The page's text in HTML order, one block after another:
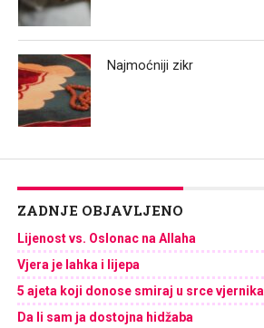
Najmoćniji zikr
ZADNJE OBJAVLJENO
Lijenost vs. Oslonac na Allaha
Vjera je lahka i lijepa
5 ajeta koji donose smiraj u srce vjernika
Da li sam ja dostojna hidžaba